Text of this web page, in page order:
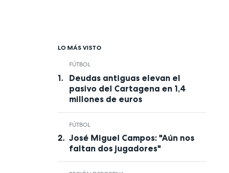
LO MÁS VISTO
FÚTBOL
Deudas antiguas elevan el
pasivo del Cartagena en 1,4
millones de euros
FÚTBOL
José Miguel Campos: "Aún nos
faltan dos jugadores"